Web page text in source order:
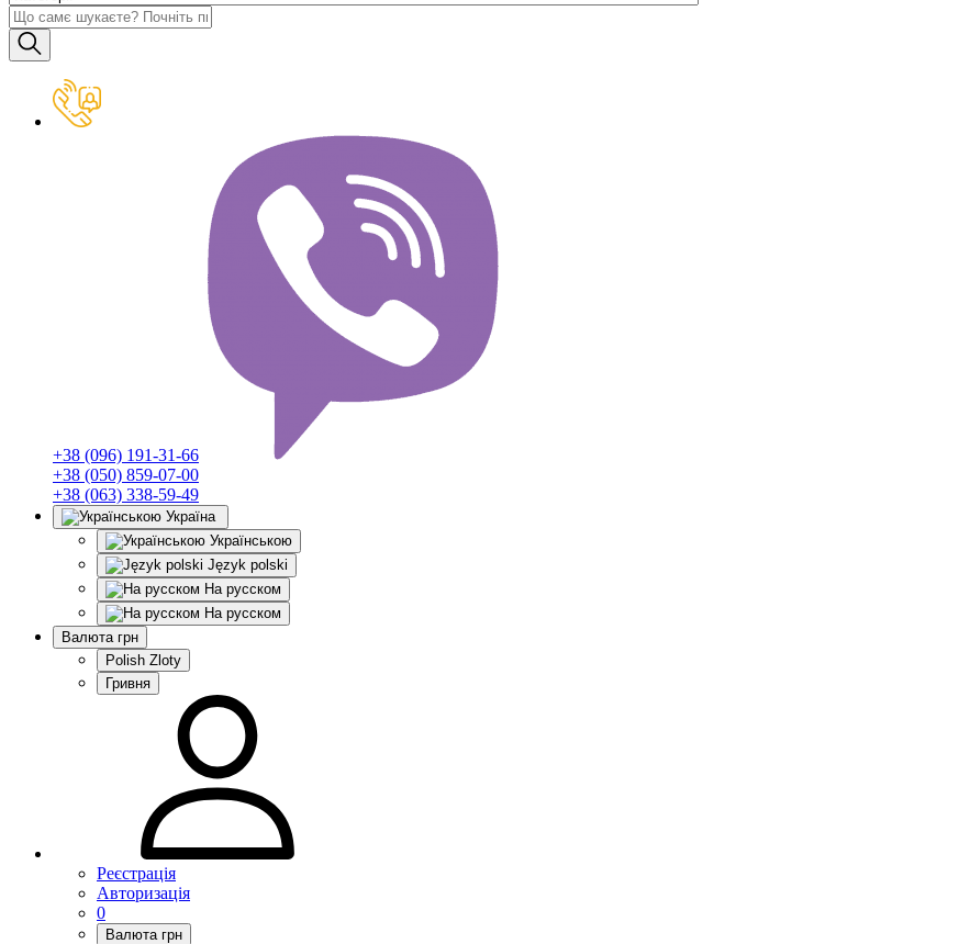
+38 (096) 191-31-66
+38 (050) 859-07-00
+38 (063) 338-59-49
Україна
Українською
Język polski
На русском
На русском
Валюта грн
Polish Zloty
Гривня
Реєстрація
Авторизація
0
Валюта грн